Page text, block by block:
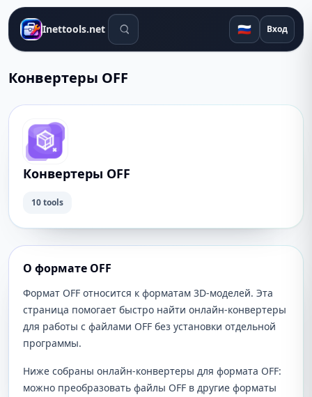
Inettools.net Поиск инструментов 🇷🇺 Вход
Конвертеры OFF
Конвертеры OFF
10 tools
О формате OFF
Формат OFF относится к форматам 3D-моделей. Эта
страница помогает быстро найти онлайн-конвертеры
для работы с файлами OFF без установки отдельной
программы.
Ниже собраны онлайн-конвертеры для формата OFF:
можно преобразовать файлы OFF в другие форматы